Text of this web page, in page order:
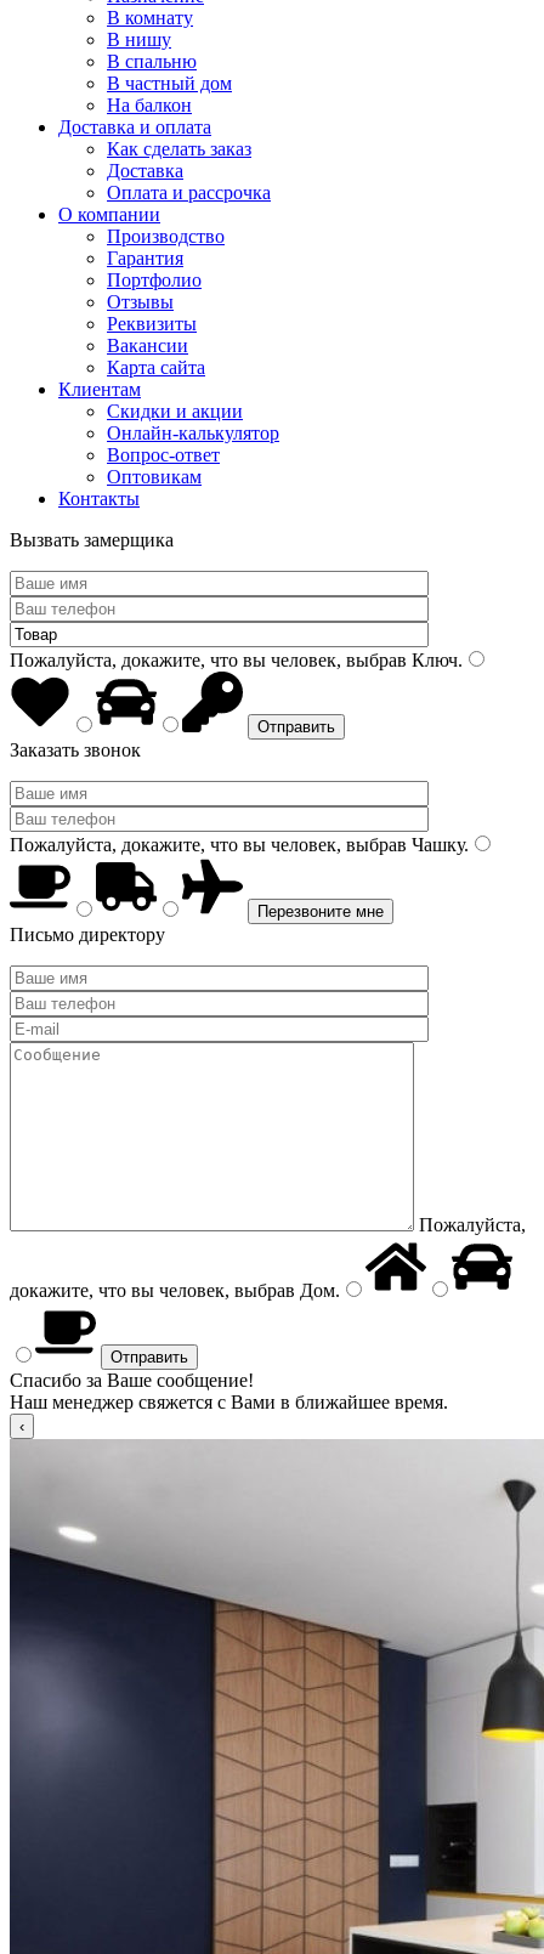
В комнату
В нишу
В спальню
В частный дом
На балкон
Доставка и оплата
Как сделать заказ
Доставка
Оплата и рассрочка
О компании
Производство
Гарантия
Портфолио
Отзывы
Реквизиты
Вакансии
Карта сайта
Клиентам
Скидки и акции
Онлайн-калькулятор
Вопрос-ответ
Оптовикам
Контакты
Вызвать замерщика
Пожалуйста, докажите, что вы человек, выбрав Ключ.
Заказать звонок
Пожалуйста, докажите, что вы человек, выбрав Чашку.
Письмо директору
Пожалуйста,
докажите, что вы человек, выбрав Дом.
Спасибо за Ваше сообщение!
Наш менеджер свяжется с Вами в ближайшее время.